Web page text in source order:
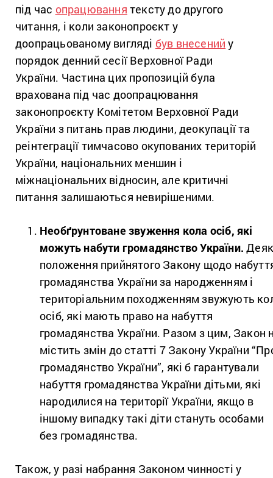
під час опрацювання тексту до другого
читання, і коли законопроєкт у
доопрацьованому вигляді був внесений у
порядок денний сесії Верховної Ради
України. Частина цих пропозицій була
врахована під час доопрацювання
законопроєкту Комітетом Верховної Ради
України з питань прав людини, деокупації та
реінтеграції тимчасово окупованих територій
України, національних меншин і
міжнаціональних відносин, але критичні
питання залишаються невирішеними.
Необґрунтоване звуження кола осіб, які
можуть набути громадянство України.
положення прийнятого Закону щодо
громадянства України за народженням і
територіальним походженням звужують
осіб, які мають право на набуття
громадянства України. Разом з цим, Закон
містить змін до статті 7 Закону України
громадянство України”, які б гарантували
набуття громадянства України дітьми, які
народилися на території України, якщо в
іншому випадку такі діти стануть особами
без громадянства.
Також, у разі набрання Законом чинності у